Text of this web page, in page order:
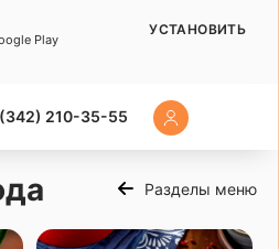
210-35-55
Разделы меню
Play
УСТАНОВИТЬ